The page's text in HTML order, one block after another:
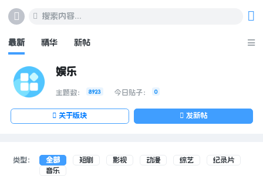
搜索内容...
最新 精华 新帖
娱乐
主题数： 8923 今日贴子： 0
关于版块 发新帖
类型： 全部 短剧 影视 动漫 综艺
纪录片
音乐